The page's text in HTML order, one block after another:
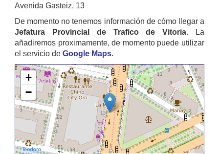
Avenida Gasteiz, 13
De momento no tenemos información de cómo llegar a
Jefatura Provincial de Trafico de Vitoria. La
añadiremos proximamente, de momento puede utilizar
el servicio de Google Maps.
+
−